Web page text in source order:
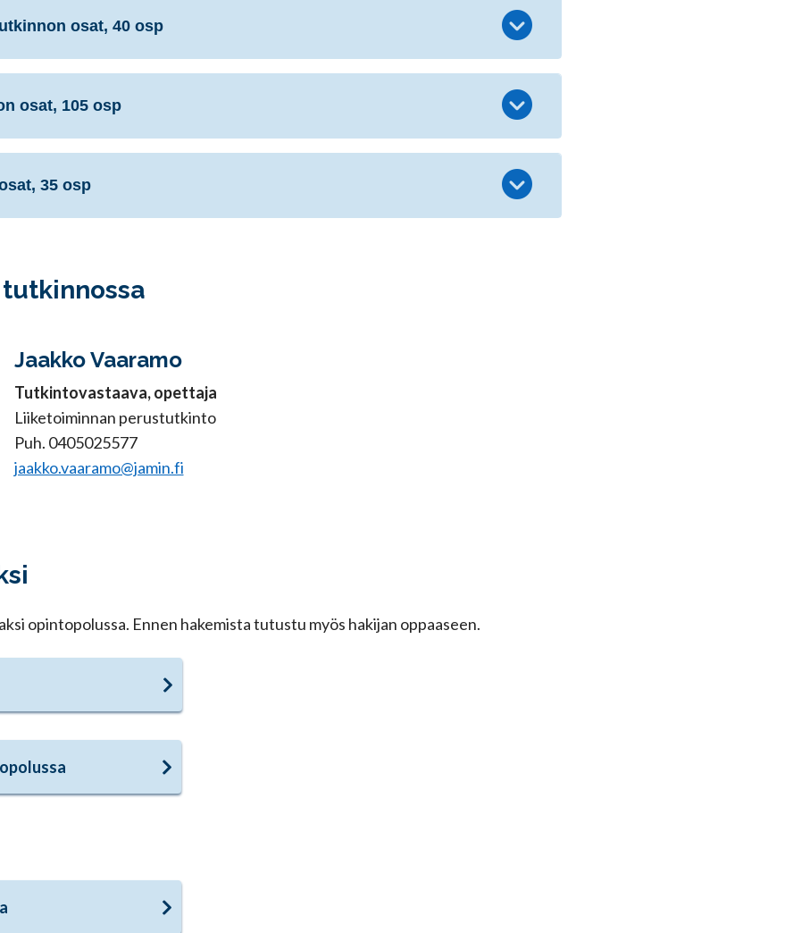
osat, 40 osp
osat, 105 osp
35 osp
Jaakko Vaaramo
Tutkintovastaava, opettaja
Liiketoiminnan perustutkinto
Puh. 0405025577
jaakko.vaaramo@jamin.fi
opintopolussa. Ennen hakemista tutustu myös hakijan oppaaseen.